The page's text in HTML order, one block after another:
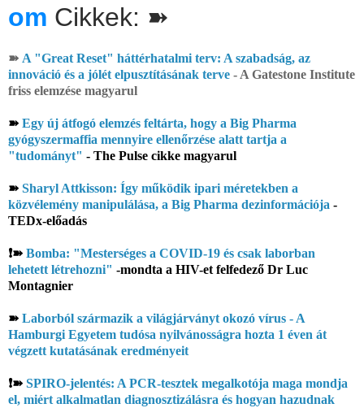
om Cikkek: ➽
➽ A "Great Reset" háttérhatalmi terv: A szabadság, az
innováció és a jólét elpusztításának terve - A Gatestone Institute
friss elemzése magyarul
➽ Egy új átfogó elemzés feltárta, hogy a Big Pharma
gyógyszermaffia mennyire ellenőrzése alatt tartja a
"tudományt" - The Pulse cikke magyarul
➽ Sharyl Attkisson: Így működik ipari méretekben a
közvélemény manipulálása, a Big Pharma dezinformációja -
TEDx-előadás
❗➽ Bomba: "Mesterséges a COVID-19 és csak laborban
lehetett létrehozni" -mondta a HIV-et felfedező Dr Luc
Montagnier
➽ Laborból származik a világjárványt okozó vírus - A
Hamburgi Egyetem tudósa nyilvánosságra hozta 1 éven át
végzett kutatásának eredményeit
❗➽ SPIRO-jelentés: A PCR-tesztek megalkotója maga mondja
el, miért alkalmatlan diagnosztizálásra és hogyan hazudnak